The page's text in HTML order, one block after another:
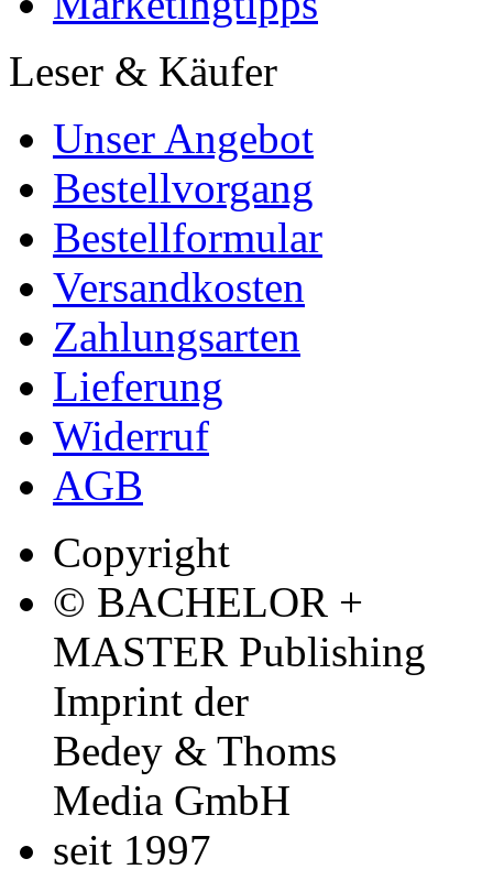
Leser & Käufer
Unser Angebot
Bestellvorgang
Bestellformular
Versandkosten
Zahlungsarten
Lieferung
Widerruf
AGB
Copyright
© BACHELOR +
MASTER Publishing
Imprint der
Bedey & Thoms
Media GmbH
seit 1997